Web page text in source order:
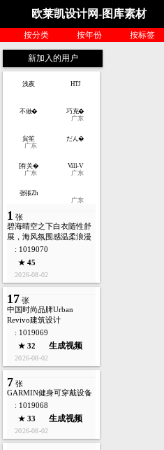
欧莱凯设计网-图库素材
按分类 按年份 按标签
新加入的用户
浅夜 HTJ
不做�
巧克�
广东
貟笙
广东
だん�
[有关�
广东
Vill-V
广东
张張Zh
广东
1 张
碧海晴空之下白衣随性舒
展，海风氛围感温柔浪漫
: 1019070
★ 45
2026-08-02
17 张
中国时尚品牌Urban
Revivo建筑设计
: 1019069
★ 32
生成视频
2026-08-02
7 张
GARMIN健身可穿戴设备
: 1019068
★ 33
生成视频
2026-08-02